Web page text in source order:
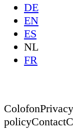
DE
EN
ES
NL
FR
Colofon
policyContact